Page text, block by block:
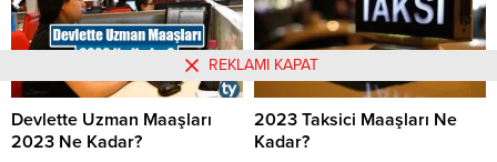
ne kadar? Sincap Market iş
ilanları, personel alımı ve iş
başvurusu nasıl yapılır?
çalışma şartları nasıldır, özel
sektör yaşlı bakımı teknikeri
maaşları ne kadar oldu gibi
soruların cevaplarını yazımızda
bulabilirsiniz.
Devlette Uzman Maaşları
2023 Ne Kadar?
2023 Taksici Maaşları Ne
Kadar?
REKLAMI KAPAT